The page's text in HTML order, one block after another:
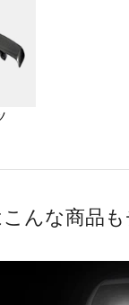
んな商品